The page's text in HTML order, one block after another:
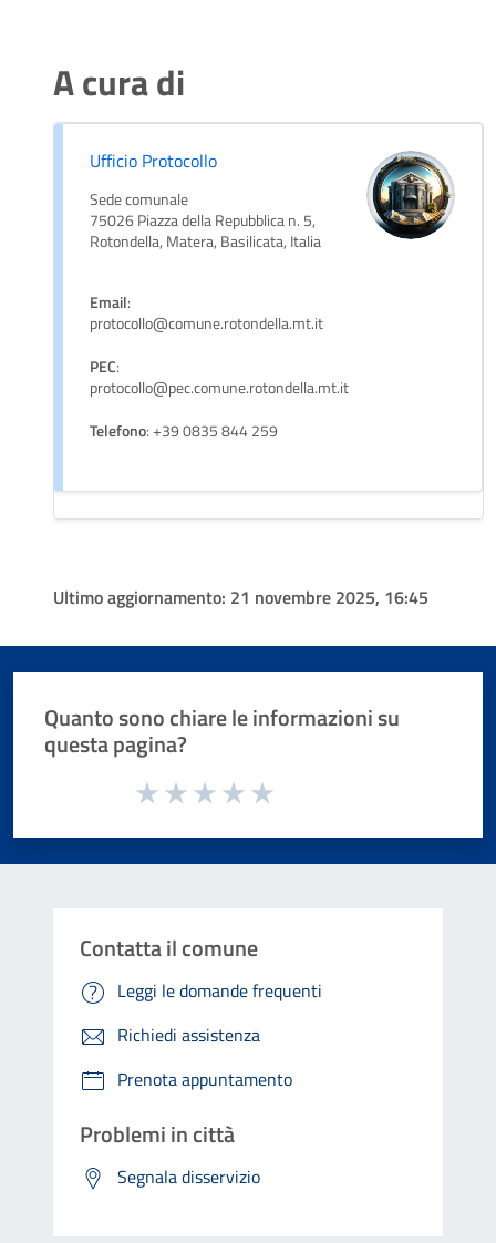
A cura di
Ufficio Protocollo
Sede comunale
75026 Piazza della Repubblica n. 5,
Rotondella, Matera, Basilicata, Italia
Email:
protocollo@comune.rotondella.mt.it
PEC:
protocollo@pec.comune.rotondella.mt.it
Telefono: +39 0835 844 259
Ultimo aggiornamento: 21 novembre 2025, 16:45
Quanto sono chiare le informazioni su
questa pagina?
Valuta da 1 a 5 stelle la pagina
Contatta il comune
Leggi le domande frequenti
Richiedi assistenza
Prenota appuntamento
Problemi in città
Segnala disservizio